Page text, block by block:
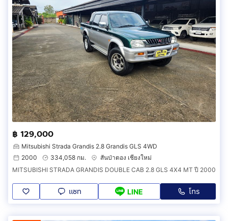
฿ 129,000
Mitsubishi Strada Grandis 2.8 Grandis GLS 4WD
2000
334,058 กม.
สันป่าตอง เชียงใหม่
MITSUBISHI STRADA GRANDIS DOUBLE CAB 2.8 GLS 4X4 MT ปี 2000
แชท LINE โทร